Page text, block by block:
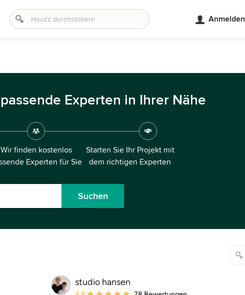
Anmelden
Experten in Ihrer Nähe
Wir finden kostenlos
Experten für Sie
Starten Sie Ihr Projekt mit
dem richtigen Experten
Suchen
studio hansen
Durchschnittliche Bewertung: 4.9 von 5 Sternen